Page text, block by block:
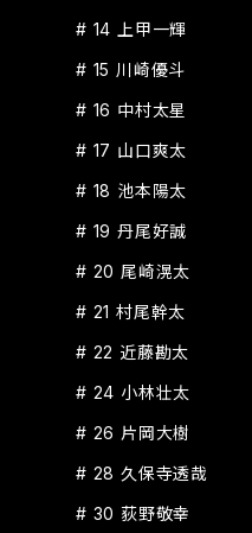
# 14 上甲一輝
# 15 川崎優斗
# 16 中村太星
# 17 山口爽太
# 18 池本陽太
# 19 丹尾好誠
# 20 尾崎滉太
# 21 村尾幹太
# 22 近藤勘太
# 24 小林壮太
# 26 片岡大樹
# 28 久保寺透哉
# 30 荻野敬幸